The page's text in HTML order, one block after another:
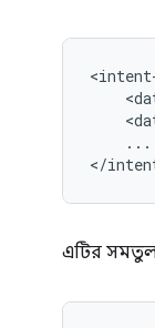
...
</
এটির